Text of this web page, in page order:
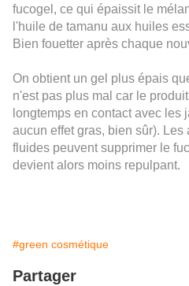
fucogel, ce qui épaissit le
l'huile de tamanu aux huiles
Bien fouetter après chaque
On obtient un gel plus épais
n'est pas plus mal car le
longtemps en contact avec les
aucun effet gras, bien sûr). Les
fluides peuvent supprimer le
devient alors moins repulpant.
#green cosmétique
Partager